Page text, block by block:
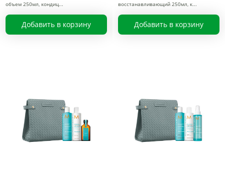
объем 250мл, кондиц
Добавить в корзину
восстанавливающий 250мл, к
Добавить в корзину